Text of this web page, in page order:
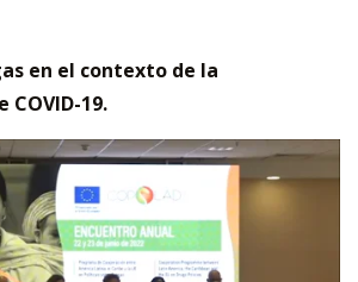
en el contexto de la
19.